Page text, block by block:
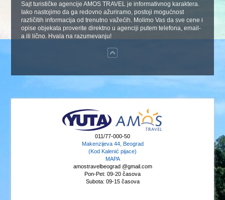
Sajt turističke agencije AMOS TRAVEL je informativnog karaktera.
Iako nastojimo da ga redovno ažuriramo, postoji mogućnost
različitih informacija od trenutno važećih. Molimo Vas da sve cene i
opise objekata proverite direktno u agenciji putem telefona, email-
a ili lično. Hvala na razumevanju!
011/77-000-50
Makenzijeva 44, Beograd
(Kod Kalenić pijace)
MAPA
amostravelbeograd @gmail.com
Pon-Pet: 09-20 časova
Subota: 09-15 časova